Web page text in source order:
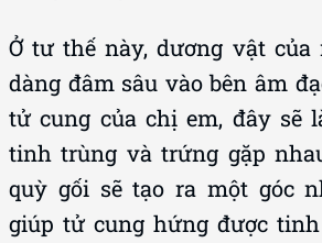
Ở tư thế này, dương vật của
dàng đâm sâu vào bên âm
tử cung của chị em, đây sẽ
tinh trùng và trứng gặp
quỳ gối sẽ tạo ra một góc
giúp tử cung hứng được